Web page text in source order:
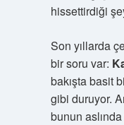
hissettirdiği
Son yıllarda
bir soru var:
bakışta basit
gibi duruyor.
bunun